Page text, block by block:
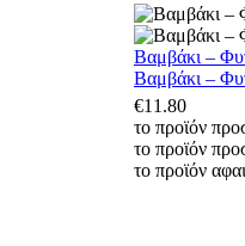
Βαμβάκι –
Βαμβάκι –
€11.80
το προϊόν
το προϊόν
το προϊόν